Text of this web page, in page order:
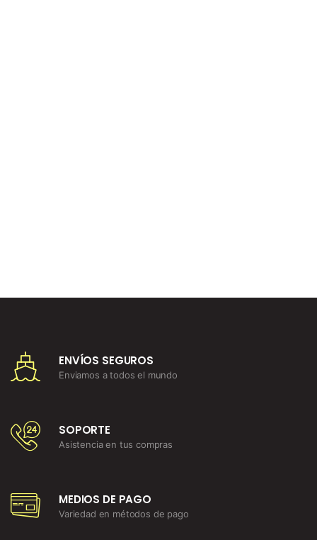
ENVÍOS SEGUROS
Enviamos a todos el mundo
SOPORTE
Asistencia en tus compras
MEDIOS DE PAGO
Variedad en métodos de pago